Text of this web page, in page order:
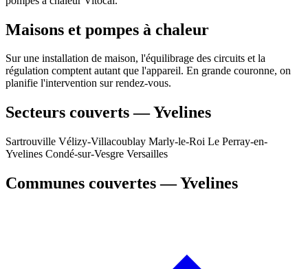
Maisons et pompes à chaleur
Sur une installation de maison, l'équilibrage des circuits et la
régulation comptent autant que l'appareil. En grande couronne, on
planifie l'intervention sur rendez-vous.
Secteurs couverts — Yvelines
Sartrouville Vélizy-Villacoublay Marly-le-Roi Le Perray-en-
Yvelines Condé-sur-Vesgre Versailles
Communes couvertes — Yvelines